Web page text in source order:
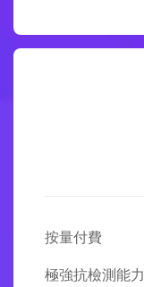
按量付費
極強抗檢測能力